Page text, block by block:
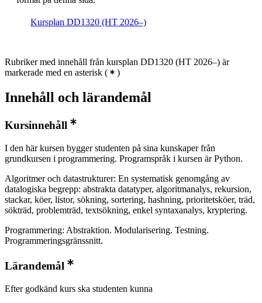
Kursplan DD1320 (HT 2026–)
Rubriker med innehåll från kursplan DD1320 (HT 2026–) är
markerade med en asterisk ( )
Innehåll och lärandemål
Kursinnehåll
I den här kursen bygger studenten på sina kunskaper från
grundkursen i programmering. Programspråk i kursen är Python.
Algoritmer och datastrukturer: En systematisk genomgång av
datalogiska begrepp: abstrakta datatyper, algoritmanalys, rekursion,
stackar, köer, listor, sökning, sortering, hashning, prioritetsköer, träd,
sökträd, problemträd, textsökning, enkel syntaxanalys, kryptering.
Programmering: Abstraktion. Modularisering. Testning.
Programmeringsgränssnitt.
Lärandemål
Efter godkänd kurs ska studenten kunna